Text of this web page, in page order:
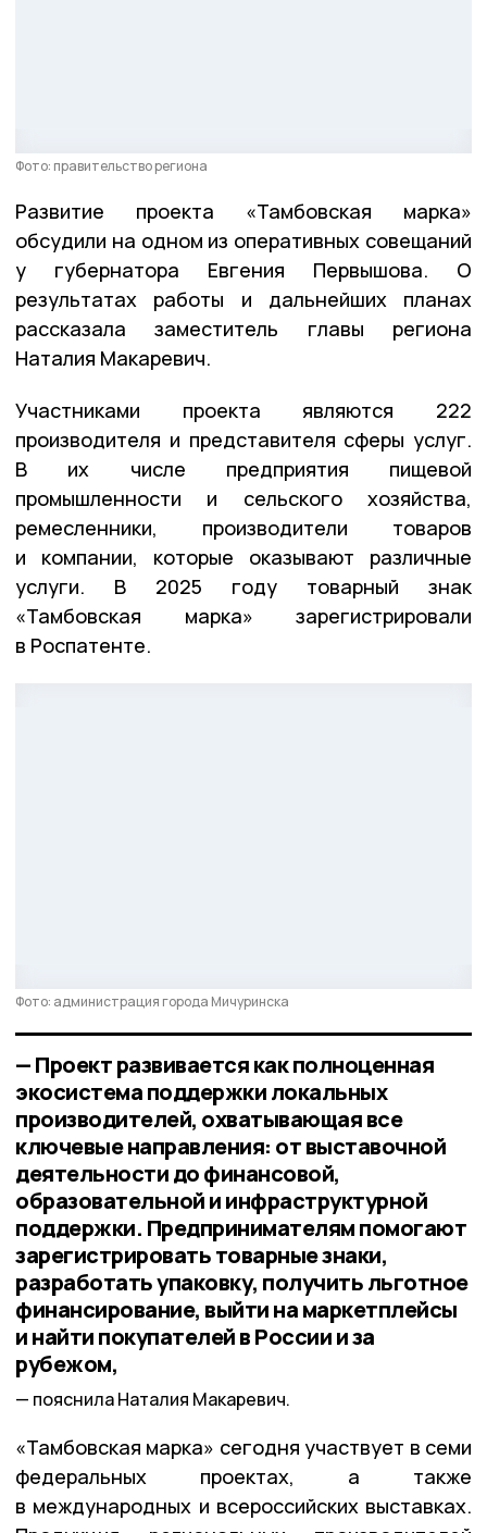
Фото: правительство региона
Развитие проекта «Тамбовская марка»
обсудили на одном из оперативных совещаний
у губернатора Евгения Первышова. О
результатах работы и дальнейших планах
рассказала заместитель главы региона
Наталия Макаревич.
Участниками проекта являются 222
производителя и представителя сферы услуг.
В их числе предприятия пищевой
промышленности и сельского хозяйства,
ремесленники, производители товаров
и компании, которые оказывают различные
услуги. В 2025 году товарный знак
«Тамбовская марка» зарегистрировали
в Роспатенте.
Фото: администрация города Мичуринска
— Проект развивается как полноценная
экосистема поддержки локальных
производителей, охватывающая все
ключевые направления: от выставочной
деятельности до финансовой,
образовательной и инфраструктурной
поддержки. Предпринимателям помогают
зарегистрировать товарные знаки,
разработать упаковку, получить льготное
финансирование, выйти на маркетплейсы
и найти покупателей в России и за
рубежом,
пояснила Наталия Макаревич.
«Тамбовская марка» сегодня участвует в семи
федеральных проектах, а также
в международных и всероссийских выставках.